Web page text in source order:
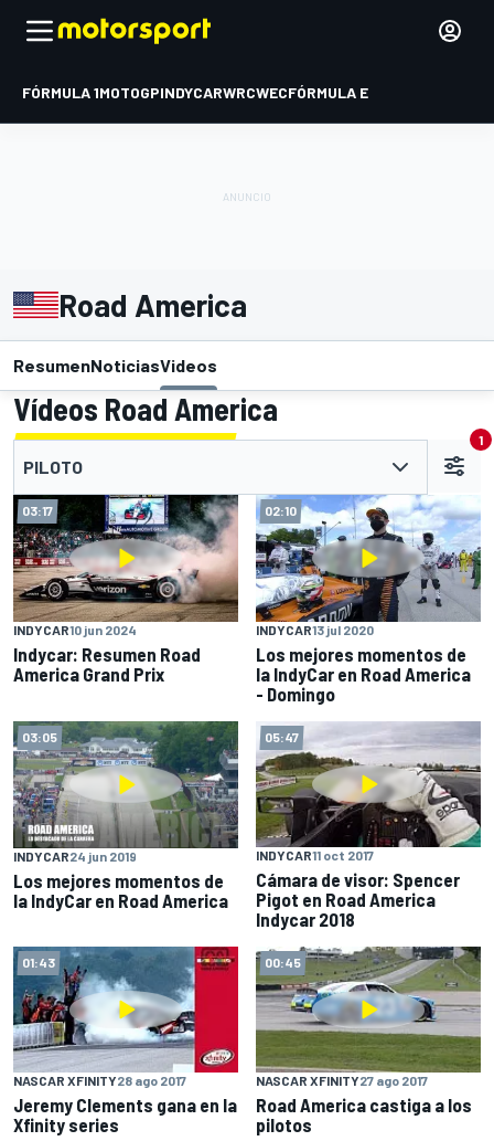
FÓRMULA 1MOTOGPINDYCARWRCWECFÓRMULA E
Road America
ResumenNoticiasVideos
Vídeos Road America
PILOTO
1
03:17
INDYCAR10 jun 2024
Indycar: Resumen Road
America Grand Prix
02:10
INDYCAR13 jul 2020
Los mejores momentos de
la IndyCar en Road America
- Domingo
03:05
INDYCAR24 jun 2019
Los mejores momentos de
la IndyCar en Road America
05:47
INDYCAR11 oct 2017
Cámara de visor: Spencer
Pigot en Road America
Indycar 2018
01:43
NASCAR XFINITY28 ago 2017
Jeremy Clements gana en la
Xfinity series
00:45
NASCAR XFINITY27 ago 2017
Road America castiga a los
pilotos